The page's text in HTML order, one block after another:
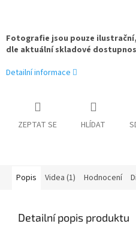
Fotografie jsou pouze
dle aktuální skladové
Detailní informace
ZEPTAT SE HLÍDAT
Popis Videa (1) Hodnocení
Detailní popis produktu